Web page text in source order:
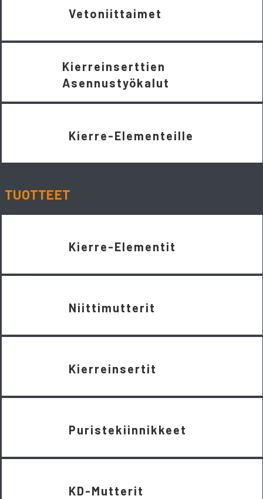
Vetoniittaimet
Kierreinserttien
Asennustyökalut
Kierre-Elementeille
TUOTTEET
Kierre-Elementit
Niittimutterit
Kierreinsertit
Puristekiinnikkeet
KD-Mutterit